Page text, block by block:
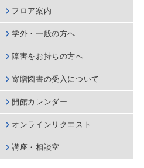
フロア案内
学外・一般の方へ
障害をお持ちの方へ
寄贈図書の受入について
開館カレンダー
オンラインリクエスト
講座・相談室